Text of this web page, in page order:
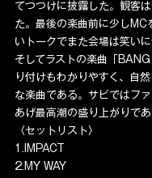
てつつけに披露した。観客
た。最後の楽曲前に少しMC
いトークでまた会場は笑いに
そしてラストの楽曲「
り付けもわかりやすく、自
な楽曲である。サビではフ
あげ最高潮の盛り上がりであ
〈セットリスト〉
1.IMPACT
2.MY WAY